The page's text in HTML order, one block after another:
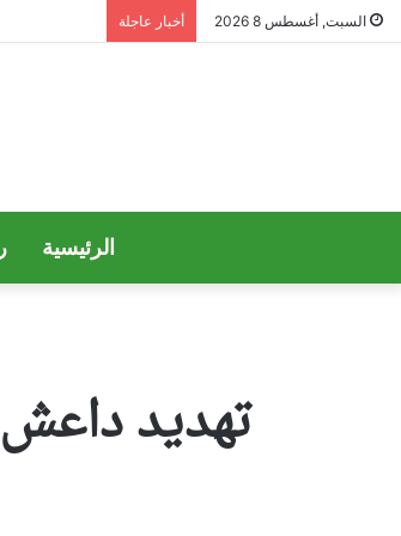
السبت, أغسطس 8 2026 أخبار عاجلة
الرئيسية
تهديد